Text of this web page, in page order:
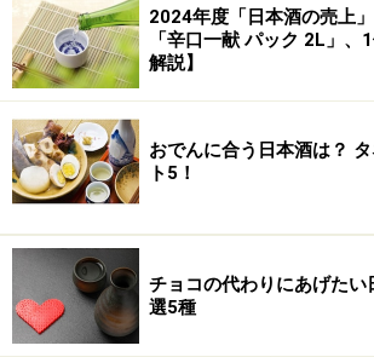
2024年度「日本酒の売上
「辛口一献 パック 2L」、
解説】
おでんに合う日本酒は？
ト5！
チョコの代わりにあげたい
選5種